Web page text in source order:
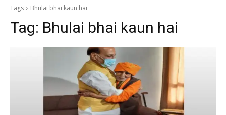
Tags Bhulai bhai kaun hai
Tag: Bhulai bhai kaun hai